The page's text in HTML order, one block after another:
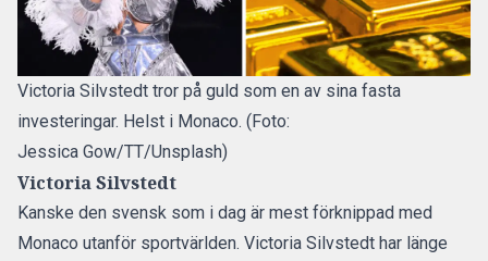
Victoria Silvstedt tror på guld som en av sina fasta
investeringar. Helst i Monaco. (Foto:
Jessica Gow/TT/Unsplash)
Victoria Silvstedt
Kanske den svensk som i dag är mest förknippad med
Monaco utanför sportvärlden. Victoria Silvstedt har länge